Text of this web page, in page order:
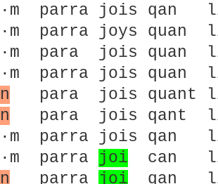
parra jois qan
parra joys quan
para jois quan
parra jois quan
para jois quant
para jois qant li
parra jois qan
parra joi can li
parra joi qan li